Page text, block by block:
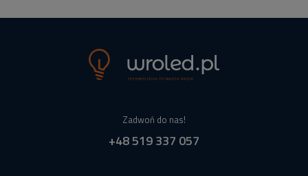
Zadwoń do nas!
+48 519 337 057